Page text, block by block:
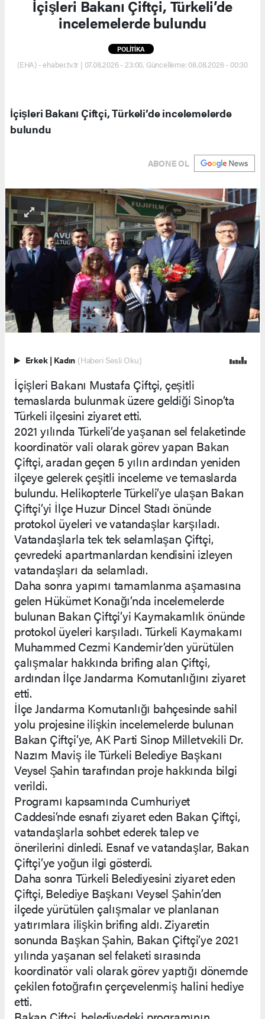
İçişleri Bakanı Çiftçi, Türkeli’de
incelemelerde bulundu
POLİTİKA
(EHA) - ehaber.tv.tr | 07.08.2026 - 23:00, Güncelleme: 08.08.2026 - 00:30
İçişleri Bakanı Çiftçi, Türkeli’de incelemelerde
bulundu
ABONE OL
Erkek | Kadın (Haberi Sesli Oku)
İçişleri Bakanı Mustafa Çiftçi, çeşitli
temaslarda bulunmak üzere geldiği Sinop’ta
Türkeli ilçesini ziyaret etti.
2021 yılında Türkeli’de yaşanan sel felaketinde
koordinatör vali olarak görev yapan Bakan
Çiftçi, aradan geçen 5 yılın ardından yeniden
ilçeye gelerek çeşitli inceleme ve temaslarda
bulundu. Helikopterle Türkeli’ye ulaşan Bakan
Çiftçi’yi İlçe Huzur Dincel Stadı önünde
protokol üyeleri ve vatandaşlar karşıladı.
Vatandaşlarla tek tek selamlaşan Çiftçi,
çevredeki apartmanlardan kendisini izleyen
vatandaşları da selamladı.
Daha sonra yapımı tamamlanma aşamasına
gelen Hükümet Konağı’nda incelemelerde
bulunan Bakan Çiftçi’yi Kaymakamlık önünde
protokol üyeleri karşıladı. Türkeli Kaymakamı
Muhammed Cezmi Kandemir’den yürütülen
çalışmalar hakkında brifing alan Çiftçi,
ardından İlçe Jandarma Komutanlığını ziyaret
etti.
İlçe Jandarma Komutanlığı bahçesinde sahil
yolu projesine ilişkin incelemelerde bulunan
Bakan Çiftçi’ye, AK Parti Sinop Milletvekili Dr.
Nazım Maviş ile Türkeli Belediye Başkanı
Veysel Şahin tarafından proje hakkında bilgi
verildi.
Programı kapsamında Cumhuriyet
Caddesi’nde esnafı ziyaret eden Bakan Çiftçi,
vatandaşlarla sohbet ederek talep ve
önerilerini dinledi. Esnaf ve vatandaşlar, Bakan
Çiftçi’ye yoğun ilgi gösterdi.
Daha sonra Türkeli Belediyesini ziyaret eden
Çiftçi, Belediye Başkanı Veysel Şahin’den
ilçede yürütülen çalışmalar ve planlanan
yatırımlara ilişkin brifing aldı. Ziyaretin
sonunda Başkan Şahin, Bakan Çiftçi’ye 2021
yılında yaşanan sel felaketi sırasında
koordinatör vali olarak görev yaptığı dönemde
çekilen fotoğrafın çerçevelenmiş halini hediye
etti.